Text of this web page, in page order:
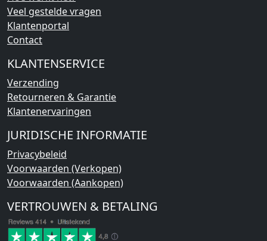
Veel gestelde vragen
Klantenportal
Contact
KLANTENSERVICE
Verzending
Retourneren & Garantie
Klantenervaringen
JURIDISCHE INFORMATIE
Privacybeleid
Voorwaarden (Verkopen)
Voorwaarden (Aankopen)
VERTROUWEN & BETALING